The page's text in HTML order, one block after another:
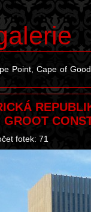
Point, Cape of
fotek: 71